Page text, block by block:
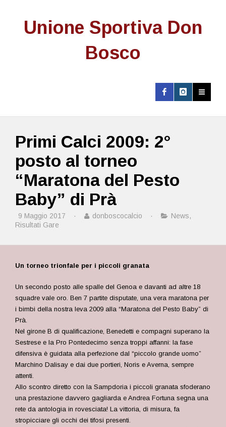
Unione Sportiva Don
Bosco
Primi Calci 2009: 2°
posto al torneo
“Maratona del Pesto
Baby” di Prà
9 Maggio 2017 · donboscocalcio · News,
Risultati Gare
Un torneo trionfale per i piccoli granata
Un secondo posto alle spalle del Genoa e davanti ad altre 18
squadre vale oro. Ben 7 partite disputate, una vera maratona per
i bimbi della nostra leva 2009 alla “Maratona del Pesto Baby” di
Prà.
Nel girone B di qualificazione, Benedetti e compagni superano la
Sestrese e la Pro Pontedecimo senza troppi affanni: la fase
difensiva è guidata alla perfezione dal “piccolo grande uomo”
Marchino Dalisay e dai due portieri, Noris e Averna, sempre
attenti.
Allo scontro diretto con la Sampdoria i piccoli granata sfoderano
una prestazione davvero gagliarda e Andrea Fortuna segna una
rete da antologia in rovesciata! La vittoria, di misura, fa
stropicciare gli occhi dei tifosi presenti.